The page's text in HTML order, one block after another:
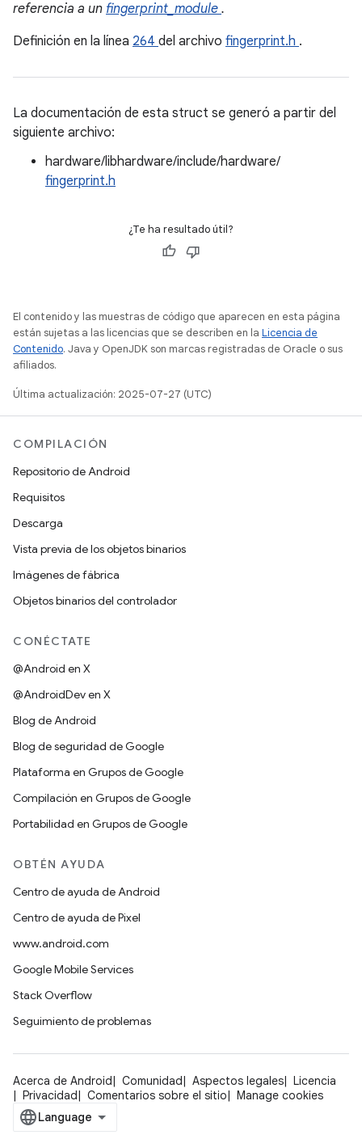
referencia a un fingerprint_module .
Definición en la línea 264 del archivo fingerprint.h .
La documentación de esta struct se generó a partir del
siguiente archivo:
hardware/libhardware/include/hardware/
fingerprint.h
¿Te ha resultado útil?
El contenido y las muestras de código que aparecen en esta página
están sujetas a las licencias que se describen en la Licencia de
Contenido. Java y OpenJDK son marcas registradas de Oracle o sus
afiliados.
Última actualización: 2025-07-27 (UTC)
COMPILACIÓN
Repositorio de Android
Requisitos
Descarga
Vista previa de los objetos binarios
Imágenes de fábrica
Objetos binarios del controlador
CONÉCTATE
@Android en X
@AndroidDev en X
Blog de Android
Blog de seguridad de Google
Plataforma en Grupos de Google
Compilación en Grupos de Google
Portabilidad en Grupos de Google
OBTÉN AYUDA
Centro de ayuda de Android
Centro de ayuda de Pixel
www.android.com
Google Mobile Services
Stack Overflow
Seguimiento de problemas
Acerca de Android Comunidad Aspectos legales
Licencia
Privacidad
Comentarios sobre el sitio Manage cookies